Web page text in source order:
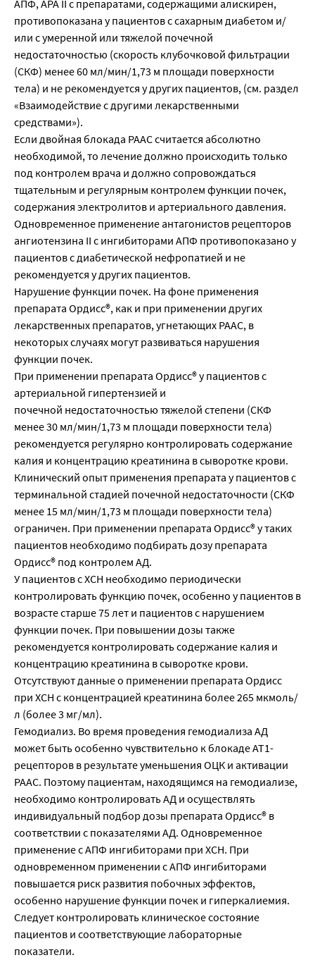
АПФ, АРА II с препаратами, содержащими алискирен,
противопоказана у пациентов с сахарным диабетом и/
или с умеренной или тяжелой почечной
недостаточностью (скорость клубочковой фильтрации
(СКФ) менее 60 мл/мин/1,73 м площади поверхности
тела) и не рекомендуется у других пациентов, (см. раздел
«Взаимодействие с другими лекарственными
средствами»).
Если двойная блокада РААС считается абсолютно
необходимой, то лечение должно происходить только
под контролем врача и должно сопровождаться
тщательным и регулярным контролем функции почек,
содержания электролитов и артериального давления.
Одновременное применение антагонистов рецепторов
ангиотензина II с ингибиторами АПФ противопоказано у
пациентов с диабетической нефропатией и не
рекомендуется у других пациентов.
Нарушение функции почек. На фоне применения
препарата Ордисс®, как и при применении других
лекарственных препаратов, угнетающих РААС, в
некоторых случаях могут развиваться нарушения
функции почек.
При применении препарата Ордисс® у пациентов с
артериальной гипертензией и
почечной недостаточностью тяжелой степени (СКФ
менее 30 мл/мин/1,73 м площади поверхности тела)
рекомендуется регулярно контролировать содержание
калия и концентрацию креатинина в сыворотке крови.
Клинический опыт применения препарата у пациентов с
терминальной стадией почечной недостаточности (СКФ
менее 15 мл/мин/1,73 м площади поверхности тела)
ограничен. При применении препарата Ордисс® у таких
пациентов необходимо подбирать дозу препарата
Ордисс® под контролем АД.
У пациентов с ХСН необходимо периодически
контролировать функцию почек, особенно у пациентов в
возрасте старше 75 лет и пациентов с нарушением
функции почек. При повышении дозы также
рекомендуется контролировать содержание калия и
концентрацию креатинина в сыворотке крови.
Отсутствуют данные о применении препарата Ордисс
при ХСН с концентрацией креатинина более 265 мкмоль/
л (более 3 мг/мл).
Гемодиализ. Во время проведения гемодиализа АД
может быть особенно чувствительно к блокаде АТ1-
рецепторов в результате уменьшения ОЦК и активации
РААС. Поэтому пациентам, находящимся на гемодиализе,
необходимо контролировать АД и осуществлять
индивидуальный подбор дозы препарата Ордисс® в
соответствии с показателями АД. Одновременное
применение с АПФ ингибиторами при ХСН. При
одновременном применении с АПФ ингибиторами
повышается риск развития побочных эффектов,
особенно нарушение функции почек и гиперкалиемия.
Следует контролировать клиническое состояние
пациентов и соответствующие лабораторные
показатели.